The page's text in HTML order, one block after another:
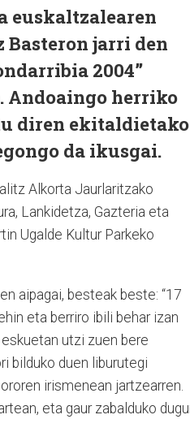
euskaltzalearen
Basteron jarri den
2004”
Andoaingo herriko
diren ekitaldietako
da ikusgai.
Alkorta Jaurlaritzako
Lankidetza, Gazteria eta
Ugalde Kultur Parkeko
aipagai, besteak beste: “17
eta berriro ibili behar izan
utzi zuen bere
bilduko duen liburutegi
irismenean jartzearren.
eta gaur zabalduko